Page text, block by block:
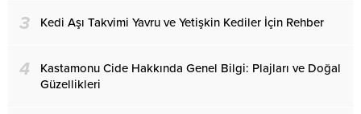
3 Kedi Aşı Takvimi Yavru ve Yetişkin Kediler İçin Rehber
4
Kastamonu Cide Hakkında Genel Bilgi: Plajları ve Doğal
Güzellikleri